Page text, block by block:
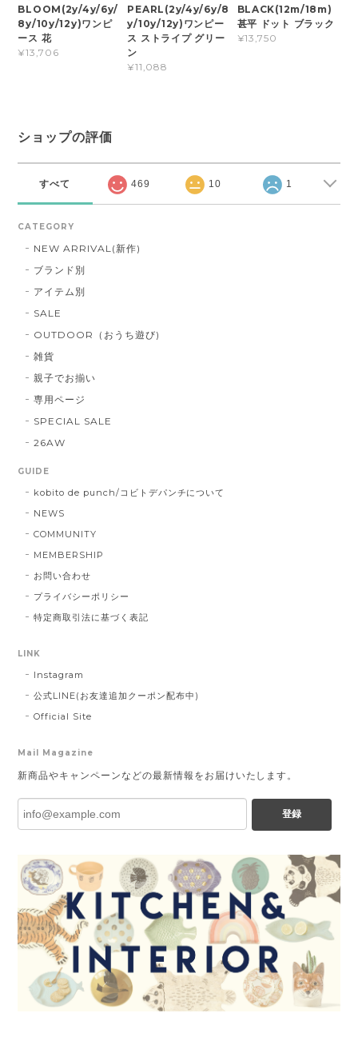
BLOOM(2y/4y/6y/
8y/10y/12y)ワンピ
ース 花
¥13,706
PEARL(2y/4y/6y/8
y/10y/12y)ワンピー
ス ストライプ グリー
ン
¥11,088
BLACK(12m/18m)
甚平 ドット ブラック
¥13,750
ショップの評価
すべて 469 10 1
CATEGORY
NEW ARRIVAL(新作)
ブランド別
アイテム別
SALE
OUTDOOR（おうち遊び)
雑貨
親子でお揃い
専用ページ
SPECIAL SALE
26AW
GUIDE
kobito de punch/コビトデパンチについて
NEWS
COMMUNITY
MEMBERSHIP
お問い合わせ
プライバシーポリシー
特定商取引法に基づく表記
LINK
Instagram
公式LINE(お友達追加クーポン配布中)
Official Site
Mail Magazine
新商品やキャンペーンなどの最新情報をお届けいたします。
登録